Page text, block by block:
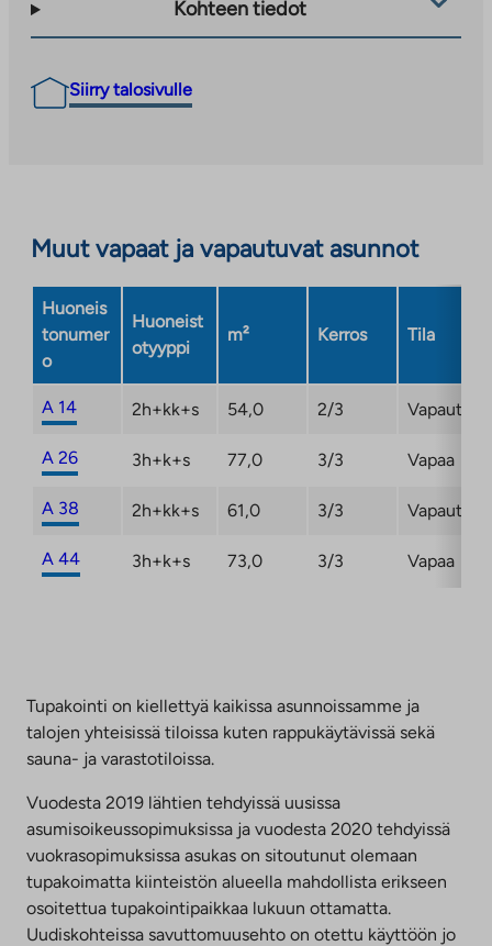
Kohteen tiedot
Siirry talosivulle
Muut vapaat ja vapautuvat asunnot
Huoneis
tonumer
o
Huoneist
otyyppi
m² Kerros Tila
A 14 2h+kk+s 54,0 2/3
A 26 3h+k+s 77,0 3/3 Vapaa
A 38 2h+kk+s 61,0 3/3
A 44 3h+k+s 73,0 3/3 Vapaa
Tupakointi on kiellettyä kaikissa asunnoissamme ja
talojen yhteisissä tiloissa kuten rappukäytävissä sekä
sauna- ja varastotiloissa.
Vuodesta 2019 lähtien tehdyissä uusissa
asumisoikeussopimuksissa ja vuodesta 2020 tehdyissä
vuokrasopimuksissa asukas on sitoutunut olemaan
tupakoimatta kiinteistön alueella mahdollista erikseen
osoitettua tupakointipaikkaa lukuun ottamatta.
Uudiskohteissa savuttomuusehto on otettu käyttöön jo